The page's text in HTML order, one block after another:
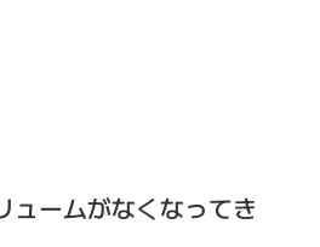
ュームがなくなってき